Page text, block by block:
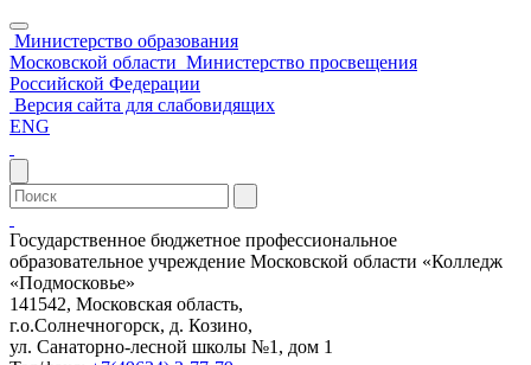
Министерство образования
Московской области Министерство просвещения
Российской Федерации
Версия сайта для слабовидящих
ENG
Государственное бюджетное профессиональное
образовательное учреждение Московской области «Колледж
«Подмосковье»
141542, Московская область,
г.о.Солнечногорск, д. Козино,
ул. Санаторно-лесной школы №1, дом 1